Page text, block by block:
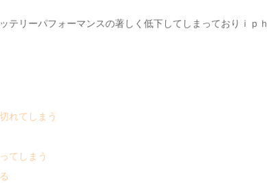
テリーパフォーマンスの著しく低下してしまっておりｉｐｈ
れてしまう
てしまう